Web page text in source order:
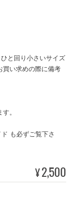
と回り小さいサイズ
買い求めの際に備考
。
も必ずご覧下さ
¥2,500